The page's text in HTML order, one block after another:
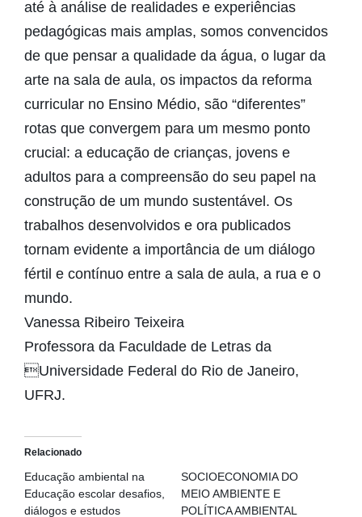
até à análise de realidades e experiências
pedagógicas mais amplas, somos convencidos
de que pensar a qualidade da água, o lugar da
arte na sala de aula, os impactos da reforma
curricular no Ensino Médio, são “diferentes”
rotas que convergem para um mesmo ponto
crucial: a educação de crianças, jovens e
adultos para a compreensão do seu papel na
construção de um mundo sustentável. Os
trabalhos desenvolvidos e ora publicados
tornam evidente a importância de um diálogo
fértil e contínuo entre a sala de aula, a rua e o
mundo.
Vanessa Ribeiro Teixeira
Professora da Faculdade de Letras da
Universidade Federal do Rio de Janeiro,
UFRJ.
Relacionado
Educação ambiental na
Educação escolar desafios,
diálogos e estudos
SOCIOECONOMIA DO
MEIO AMBIENTE E
POLÍTICA AMBIENTAL